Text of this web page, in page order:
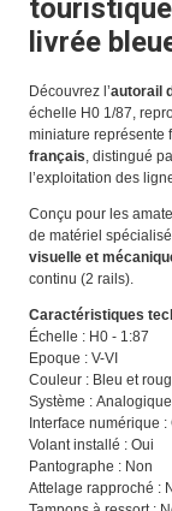
livrée
Découvrez l’autorail
échelle H0 1/87,
miniature représente f
français, distingué
l’exploitation des
Conçu pour les
de matériel
visuelle et
continu (2 rails).
Caractéristiques
Échelle : H0 - 1:87
Epoque : V-VI
Couleur : Bleu et
Système :
Interface numérique
Volant installé : Oui
Pantographe : Non
Attelage rapproché :